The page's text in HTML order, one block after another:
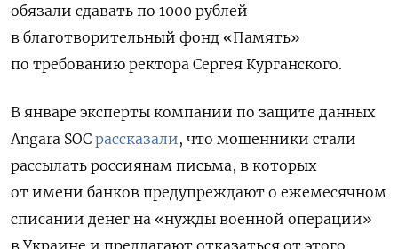
обязали сдавать по 1000 рублей
в благотворительный фонд «Память»
по требованию ректора Сергея Курганского.
В январе эксперты компании по защите данных
Angara SOC рассказали, что мошенники стали
рассылать россиянам письма, в которых
от имени банков предупреждают о ежемесячном
списании денег на «нужды военной операции»
в Украине и предлагают отказаться от этого